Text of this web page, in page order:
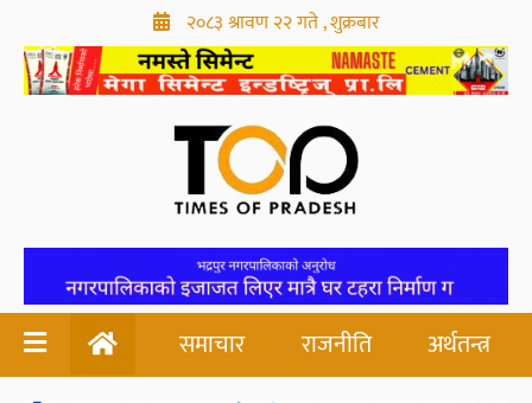
२०८३ श्रावण २२ गते , शुक्रबार
समाचार राजनीति अर्थतन्त्र